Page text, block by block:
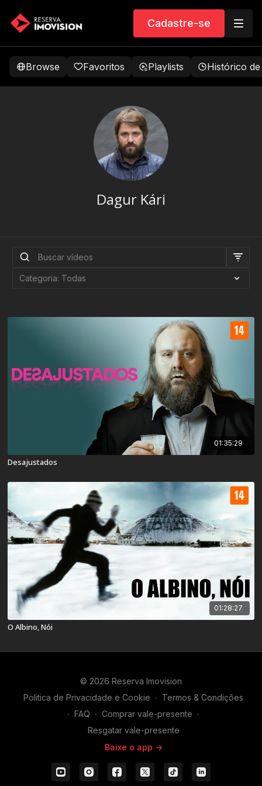
Cadastre-se
Browse Favoritos Playlists Histórico
Dagur Kári
01:35:29
Desajustados
01:28:27
O Albino, Nói
© 2026 Reserva Imovision
Politica de Privacidade e Cookie ∙ Termos & Condições
∙ FAQ ∙ Comprar vale-presente ∙
Resgatar vale-presente
Baixe o app ->